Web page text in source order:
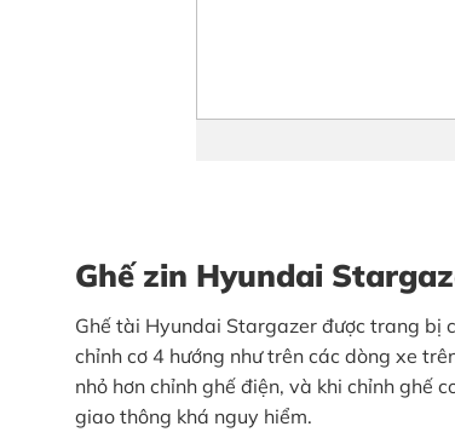
Ghế zin Hyundai
Ghế tài Hyundai Stargazer được trang bị
chỉnh cơ 4 hướng như trên các dòng xe
nhỏ hơn chỉnh ghế điện, và khi chỉnh ghế
giao thông khá nguy hiểm.